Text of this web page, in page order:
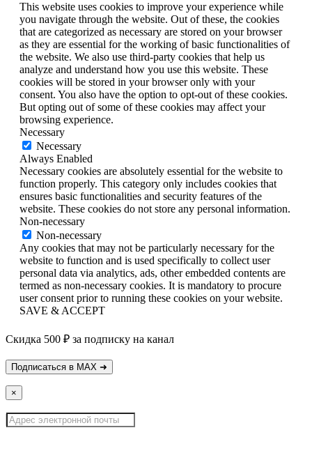
This website uses cookies to improve your experience while
you navigate through the website. Out of these, the cookies
that are categorized as necessary are stored on your browser
as they are essential for the working of basic functionalities of
the website. We also use third-party cookies that help us
analyze and understand how you use this website. These
cookies will be stored in your browser only with your
consent. You also have the option to opt-out of these cookies.
But opting out of some of these cookies may affect your
browsing experience.
Necessary
Necessary
Always Enabled
Necessary cookies are absolutely essential for the website to
function properly. This category only includes cookies that
ensures basic functionalities and security features of the
website. These cookies do not store any personal information.
Non-necessary
Non-necessary
Any cookies that may not be particularly necessary for the
website to function and is used specifically to collect user
personal data via analytics, ads, other embedded contents are
termed as non-necessary cookies. It is mandatory to procure
user consent prior to running these cookies on your website.
SAVE & ACCEPT
Скидка 500 ₽ за подписку на канал
×